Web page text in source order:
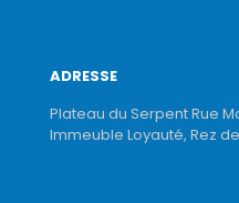
ADRESSE
Plateau du Serpent Rue
Immeuble Loyauté, Rez